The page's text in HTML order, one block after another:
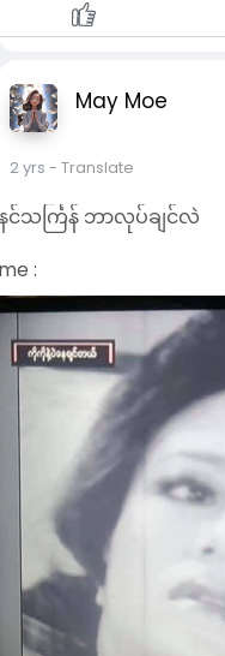
May Moe
2 yrs - Translate
င်သင်္ကြန် ဘာလုပ်ချင်လဲ
: